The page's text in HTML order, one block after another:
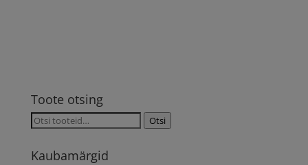
Toote otsing
Otsi: Otsi
Kaubamärgid